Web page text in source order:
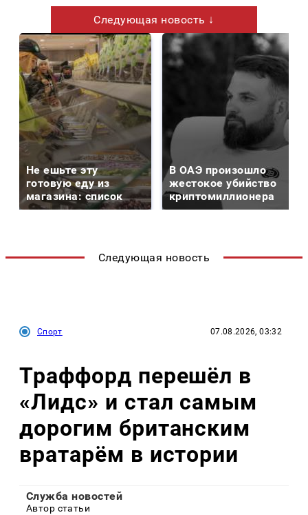
Следующая новость ↓
Не ешьте эту
готовую еду из
магазина: список
В ОАЭ произошло
жестокое убийство
криптомиллионера
Следующая новость
Спорт 07.08.2026, 03:32
Траффорд перешёл в
«Лидс» и стал самым
дорогим британским
вратарём в истории
Служба новостей
Автор статьи